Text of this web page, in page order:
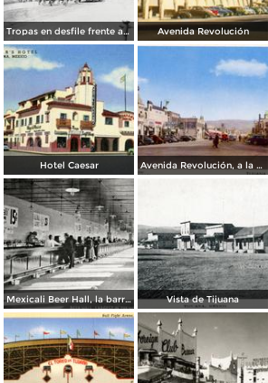
Tropas en desfile frente al Palacio Federal Avenida Revolución
Hotel Caesar Avenida Revolución, a la entrada
Mexicali Beer Hall, la barra más grande del mundo Vista de Tijuana